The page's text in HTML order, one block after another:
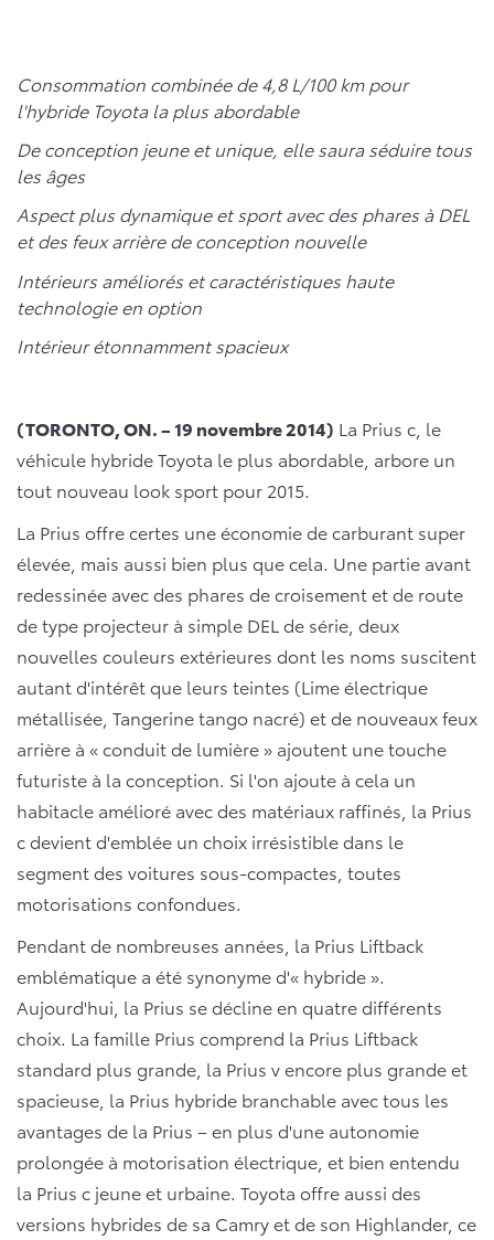
Consommation combinée de 4,8 L/100 km pour
l'hybride Toyota la plus abordable
De conception jeune et unique, elle saura séduire tous
les âges
Aspect plus dynamique et sport avec des phares à DEL
et des feux arrière de conception nouvelle
Intérieurs améliorés et caractéristiques haute
technologie en option
Intérieur étonnamment spacieux
(TORONTO, ON. – 19 novembre 2014) La Prius c, le
véhicule hybride Toyota le plus abordable, arbore un
tout nouveau look sport pour 2015.
La Prius offre certes une économie de carburant super
élevée, mais aussi bien plus que cela. Une partie avant
redessinée avec des phares de croisement et de route
de type projecteur à simple DEL de série, deux
nouvelles couleurs extérieures dont les noms suscitent
autant d'intérêt que leurs teintes (Lime électrique
métallisée, Tangerine tango nacré) et de nouveaux feux
arrière à « conduit de lumière » ajoutent une touche
futuriste à la conception. Si l'on ajoute à cela un
habitacle amélioré avec des matériaux raffinés, la Prius
c devient d'emblée un choix irrésistible dans le
segment des voitures sous-compactes, toutes
motorisations confondues.
Pendant de nombreuses années, la Prius Liftback
emblématique a été synonyme d'« hybride ».
Aujourd'hui, la Prius se décline en quatre différents
choix. La famille Prius comprend la Prius Liftback
standard plus grande, la Prius v encore plus grande et
spacieuse, la Prius hybride branchable avec tous les
avantages de la Prius – en plus d'une autonomie
prolongée à motorisation électrique, et bien entendu
la Prius c jeune et urbaine. Toyota offre aussi des
versions hybrides de sa Camry et de son Highlander, ce